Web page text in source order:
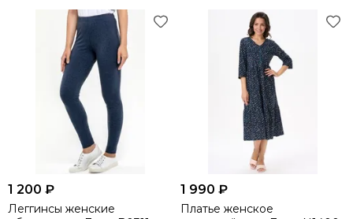
1 200 ₽
Леггинсы женские
1 990 ₽
Платье женское